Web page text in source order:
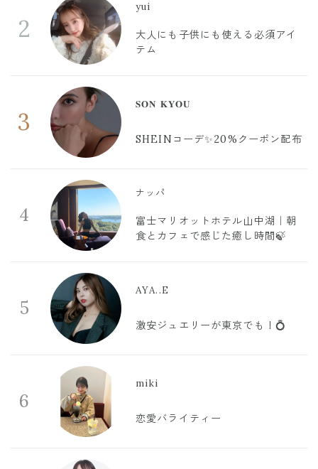
2
yui
大人にも子供にも使える必須アイ
テム
3
𝐒𝐎𝐍 𝐊𝐘𝐎𝐔
SHEINコーデ✨20%クーポン配布
4
ナッパ
富士マリオットホテル山中湖｜朝
食とカフェで感じた癒し時間🍃
5
AYA..E
激安ジュエリーが東京でも！💍
6
miki
恋愛バライティー